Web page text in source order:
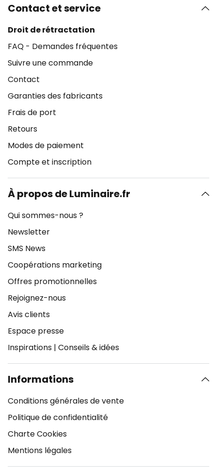
Contact et service
Droit de rétractation
FAQ - Demandes fréquentes
Suivre une commande
Contact
Garanties des fabricants
Frais de port
Retours
Modes de paiement
Compte et inscription
À propos de Luminaire.fr
Qui sommes-nous ?
Newsletter
SMS News
Coopérations marketing
Offres promotionnelles
Rejoignez-nous
Avis clients
Espace presse
Inspirations | Conseils & idées
Informations
Conditions générales de vente
Politique de confidentialité
Charte Cookies
Mentions légales